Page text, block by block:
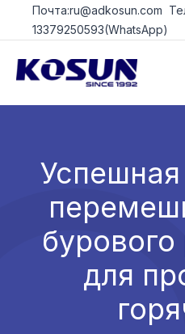
ПерейтиПочта:ru@adkosun.com
13379250593(WhatsApp)
для